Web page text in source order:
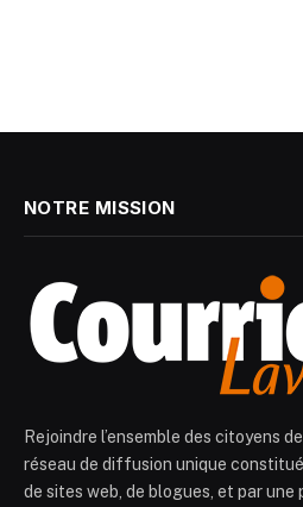
NOTRE MISSION
Rejoindre l’ensemble des citoyens
réseau de diffusion unique
de sites web, de blogues, et par